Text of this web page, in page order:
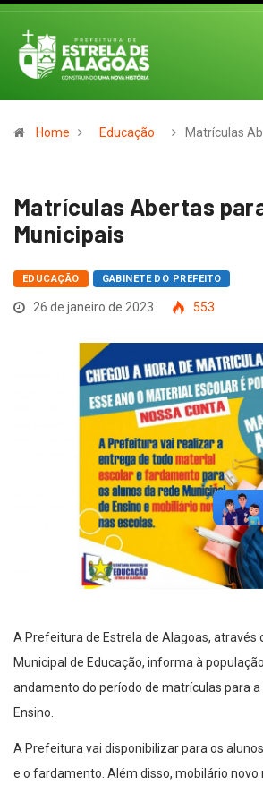
Home Educação Matrículas
Matrículas Abertas
Municipais
EDUCAÇÃO GABINETE DO PREFEITO
26 de janeiro de 2023 553
A Prefeitura de Estrela de Alagoas, através
Municipal de Educação, informa à
andamento do período de matrículas para a
Ensino.
A Prefeitura vai disponibilizar para os
e o fardamento. Além disso, mobilário novo